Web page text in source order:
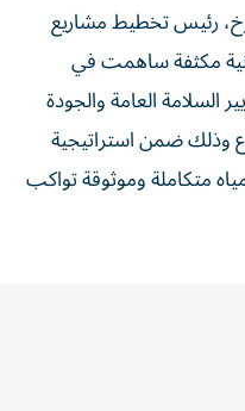
رئيس تخطيط مشاريع
مكثفة ساهمت في
السلامة العامة والجودة
وذلك ضمن استراتيجية
متكاملة وموثوقة تواكب